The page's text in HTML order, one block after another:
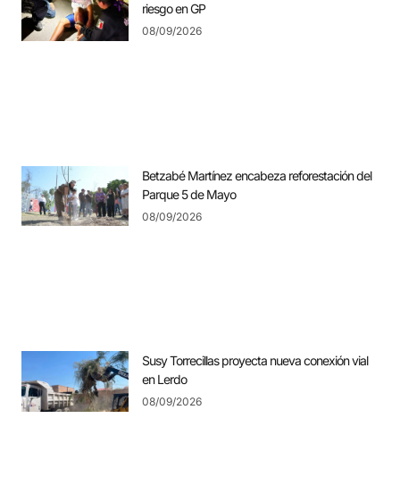
riesgo en GP
08/09/2026
Betzabé Martínez encabeza reforestación del
Parque 5 de Mayo
08/09/2026
Susy Torrecillas proyecta nueva conexión vial
en Lerdo
08/09/2026